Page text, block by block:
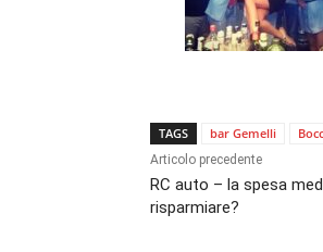
TAGS bar Gemelli
Articolo precedente
RC auto – la spesa
risparmiare?